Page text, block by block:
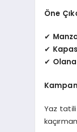
Öne
✔
✔
✔
Yaz